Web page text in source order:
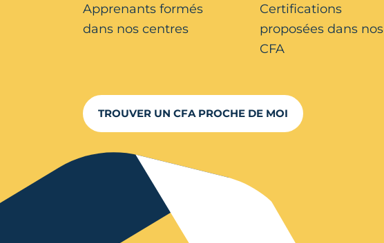
Apprenants formés
dans nos centres
Certifications
proposées dans nos
CFA
TROUVER UN CFA PROCHE DE MOI